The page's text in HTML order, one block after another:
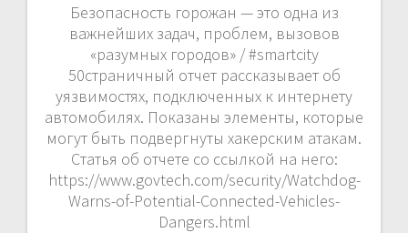
Безопасность горожан — это одна из
важнейших задач, проблем, вызовов
«разумных городов» / #smartcity
50страничный отчет рассказывает об
уязвимостях, подключенных к интернету
автомобилях. Показаны элементы, которые
могут быть подвергнуты хакерским атакам.
Статья об отчете со ссылкой на него:
https://www.govtech.com/security/Watchdog-
Warns-of-Potential-Connected-Vehicles-
Dangers.html